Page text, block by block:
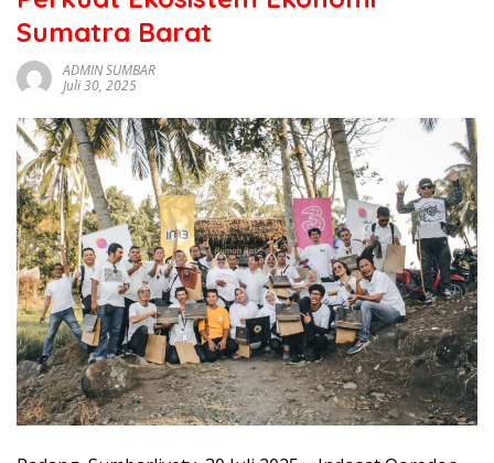
sumbar
tv
Sumatra Barat
ADMIN SUMBAR
Juli 30, 2025